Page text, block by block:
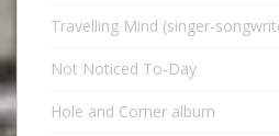
Travelling Mind (singer-
Not Noticed To-Day
Hole and Corner album